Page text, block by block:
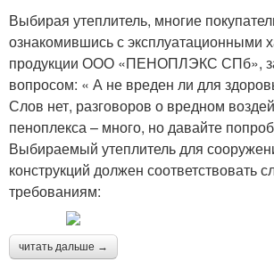
Выбирая утеплитель, многие
ознакомившись с эксплуатационными
продукции ООО «ПЕНОПЛЭКС СПб»,
вопросом: « А не вреден ли для
Слов нет, разговоров о вредном
пеноплекса – много, но давайте
Выбираемый утеплитель для
конструкций должен соответствовать
требованиям:
читать дальше →